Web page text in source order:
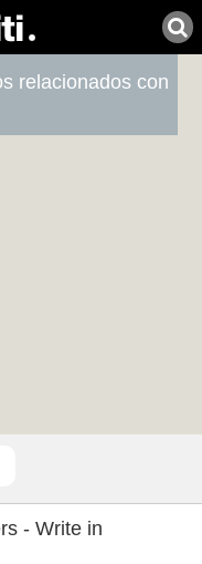
relacionados con
- Write in